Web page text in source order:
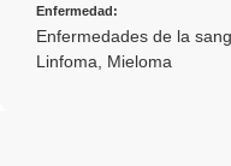
Enfermedad:
Enfermedades de la
Linfoma
Mieloma